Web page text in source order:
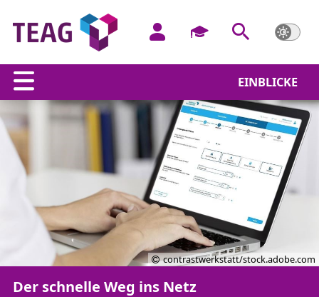
EINBLICKE
contrastwerkstatt/stock.adobe.com
Der schnelle Weg ins Netz